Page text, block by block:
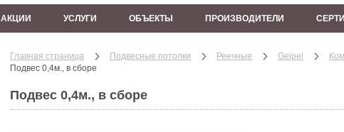
АКЦИИ УСЛУГИ ОБЪЕКТЫ ПРОИЗВОДИТЕЛИ
Главная страница Подвесные потолки Реечные Geipel
Подвес 0,4м., в сборе
Подвес 0,4м., в сборе